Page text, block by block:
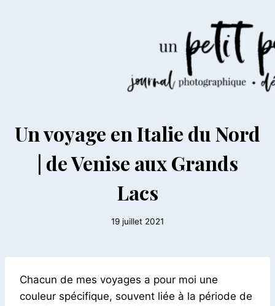
EUROPE
ITALIE
Un voyage en Italie du Nord
| de Venise aux Grands
Lacs
Par
Pois
19 juillet 2021
Chacun de mes voyages a pour moi une
couleur spécifique, souvent liée à la période de